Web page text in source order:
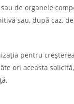
de organele
sau, după caz,
pentru
ori aceasta